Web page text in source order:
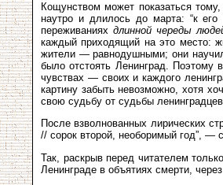
Кощунством может показаться
наутро и длилось до марта: “к
переживаниях длинной череды
каждый приходящий на это место:
жители — равнодушными; они
было отстоять Ленинград. Поэтому
чувствах — своих и каждого
картину забыть невозможно, хотя
свою судьбу от судьбы
После взволнованных лирических
// сорок второй, необоримый год”, —
Так, раскрыв перед читателем
Ленинграде в объятиях смерти,